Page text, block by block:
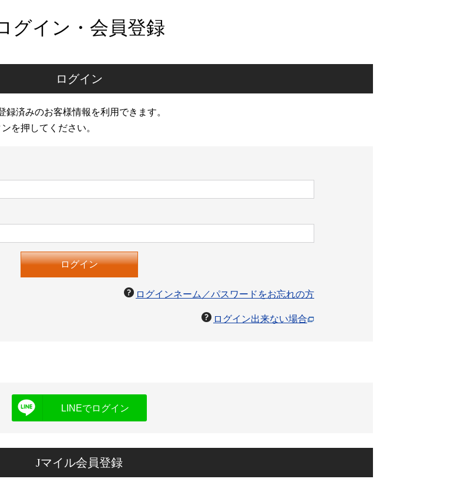
グイン・会員登録
ログイン
済みのお客様情報を利用できます。
を押してください。
ログインネーム／パスワードをお忘れの方
ログイン出来ない場合
LINEでログイン
Jマイル会員登録